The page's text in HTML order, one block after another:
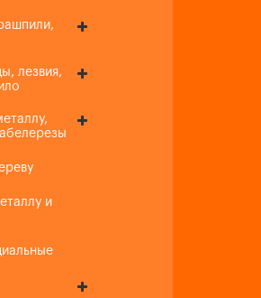
лезвия,
и